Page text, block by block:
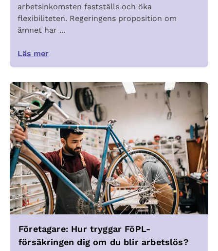
arbetsinkomsten fastställs och öka
flexibiliteten. Regeringens proposition om
ämnet har ...
Läs mer
Företagare: Hur tryggar FöPL-
försäkringen dig om du blir arbetslös?